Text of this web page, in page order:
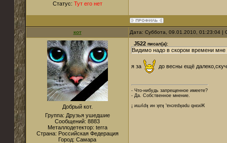
Статус: Тут его нет
кот Дата: Суббота, 09.01.2010, 01:23:04
Добрый кот.
Группа: Друзья ушедшие
Сообщений: 8883
Металлодетектор: terra
Страна: Российская Федерация
Город: Cамара
J522 писал(а):
Видимо надо в скором времени
я за до весны ещё
- Что-нибудь запрещенное имеете?
- Да. Собственное мнение.
¡ иɯʎdʞ ин ʞɐʞ 'ɐнɔɐdʞǝdu qнεиЖ